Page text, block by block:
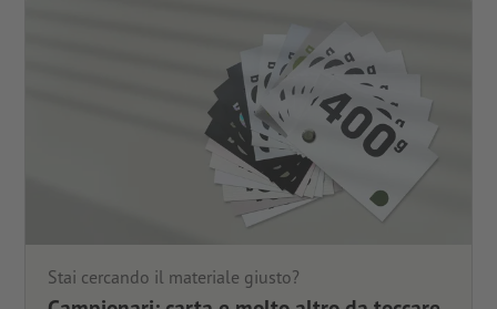
Stai cercando il materiale giusto?